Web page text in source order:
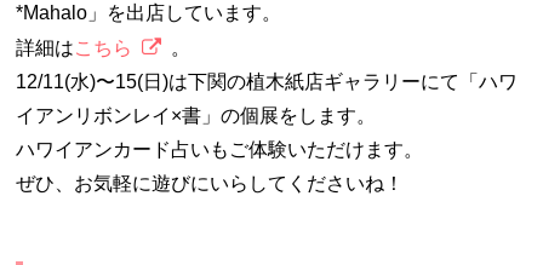
*Mahalo」を出店しています。
詳細はこちら
。
12/11(水)〜15(日)は下関の植木紙店ギャラリーにて「ハワ
イアンリボンレイ×書」の個展をします。
ハワイアンカード占いもご体験いただけます。
ぜひ、お気軽に遊びにいらしてくださいね！